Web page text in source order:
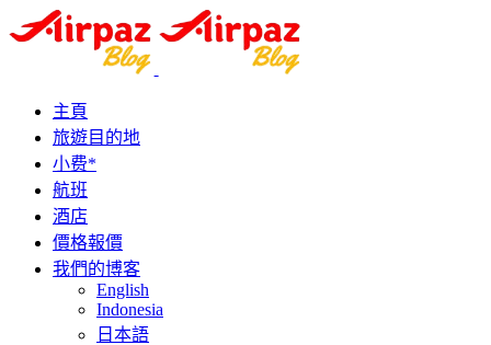
主頁
旅遊目的地
小费*
航班
酒店
價格報價
我們的博客
English
Indonesia
日本語